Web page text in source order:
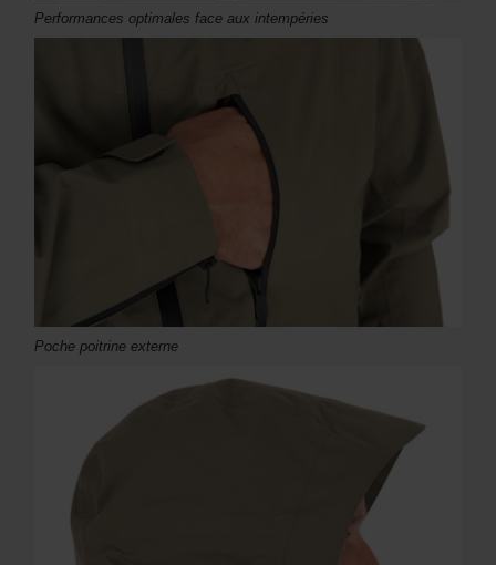
Performances optimales face aux intempéries
Poche poitrine externe